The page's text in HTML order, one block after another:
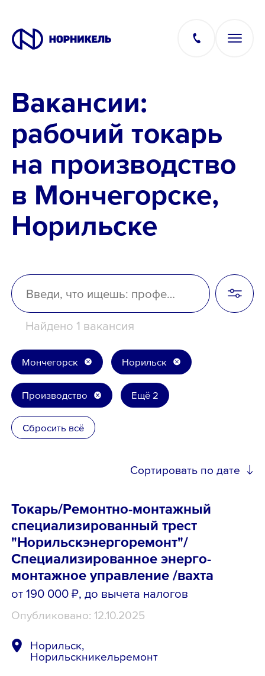
Вакансии
Производство
Офис
IT
Школьникам
Локации
8 800 700-19-43
Вакансии:
рабочий токарь
на производство
в Мончегорске,
Норильске
Найдено 1 вакансия
Мончегорск Норильск
Производство Ещё 2
Сбросить всё
Сортировать по дате
Токарь/Ремонтно-монтажный
специализированный трест
"Норильскэнергоремонт"/
Специализированное энерго-
монтажное управление /вахта
от 190 000 ₽, до вычета налогов
Опубликовано: 12.10.2025
Норильск,
Норильскникельремонт